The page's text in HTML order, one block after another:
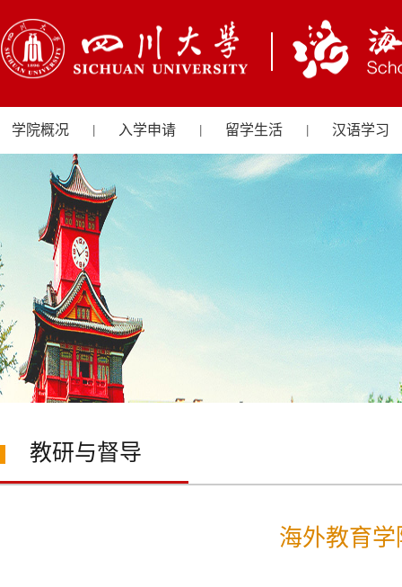
学院概况 入学申请 留学生活 汉语学习
教研与督导
海外教育